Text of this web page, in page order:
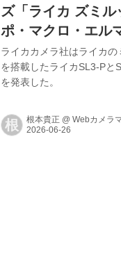
ズ「ライカ ズミ
ポ・マクロ・エル
ライカカメラ社はライカ
を搭載したライカSL3-Pと
を発表した。
根 根本貴正 @ Webカメラ